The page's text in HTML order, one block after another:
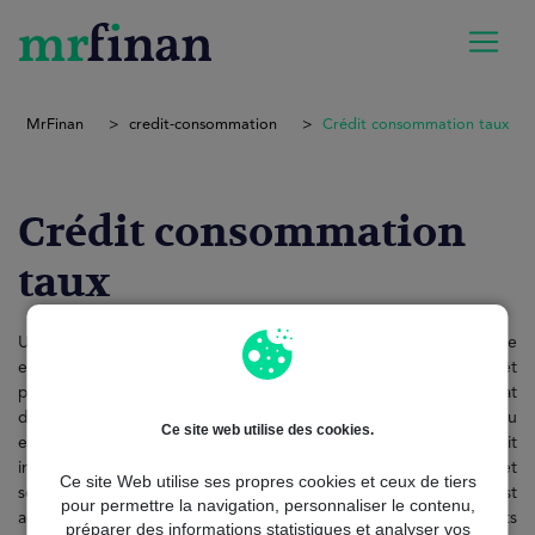
Ce site web utilise des cookies.
Ce site Web utilise ses propres cookies et ceux de tiers
pour permettre la navigation, personnaliser le contenu,
préparer des informations statistiques et analyser vos
MrFinan credit-consommation Crédit consommation taux
Crédit consommation
taux
Un crédit consommation taux détermine le coût réel de votre
emprunt. Le crédit à la consommation est un type de prêt
personnel destiné à financer des projets variés tels que l’achat
d’une voiture, des travaux dans votre logement, un voyage, ou
encore des dépenses imprévues. Contrairement au crédit
immobilier, il n’est pas destiné à financer un bien immobilier et
son montant est généralement inférieur à 75 000 €. Il est
accessible aussi bien aux salariés qu’aux travailleurs indépendants